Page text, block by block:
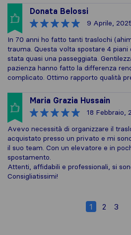
Donata Belossi
9 Aprile,
In 70 anni ho fatto tanti traslochi
trauma. Questa volta spostare 4 piani
stata quasi una passeggiata.
pazienza hanno fatto la differenza
complicato. Ottimo rapporto qualità
Maria Grazia Hussain
18 Febbraio,
Avevo necessità di organizzare il
acquistato presso un privato e mi
il suo team. Con un elevatore e in
spostamento.
Attenti, affidabili e professionali, si
Consigliatissimi!
1 2 3